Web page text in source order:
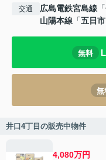
交通 広島電鉄宮島線 「
山陽本線 「五日市
無料
無
井口4丁目の販売中物件
4,080万円